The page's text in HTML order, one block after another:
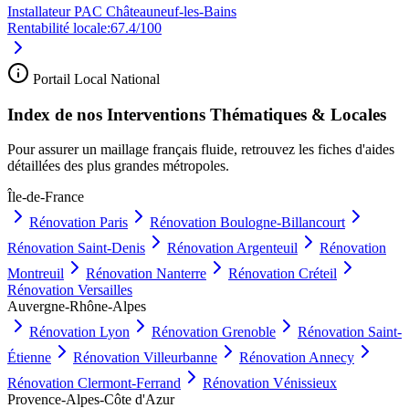
Installateur PAC Châteauneuf-les-Bains
Rentabilité locale:67.4/100
Portail Local National
Index de nos Interventions Thématiques & Locales
Pour assurer un maillage français fluide, retrouvez les fiches d'aides
détaillées des plus grandes métropoles.
Île-de-France
Rénovation Paris Rénovation Boulogne-Billancourt
Rénovation Saint-Denis Rénovation Argenteuil
Rénovation
Montreuil
Rénovation Nanterre Rénovation Créteil
Rénovation Versailles
Auvergne-Rhône-Alpes
Rénovation Lyon Rénovation Grenoble Rénovation Saint-
Étienne
Rénovation Villeurbanne Rénovation Annecy
Rénovation Clermont-Ferrand Rénovation Vénissieux
Provence-Alpes-Côte d'Azur